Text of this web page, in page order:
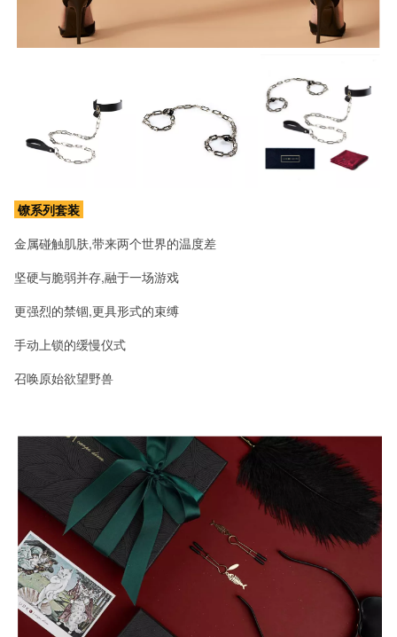
镣系列套装
金属碰触肌肤,带来两个世界的温度差
坚硬与脆弱并存,融于一场游戏
更强烈的禁锢,更具形式的束缚
手动上锁的缓慢仪式
召唤原始欲望野兽